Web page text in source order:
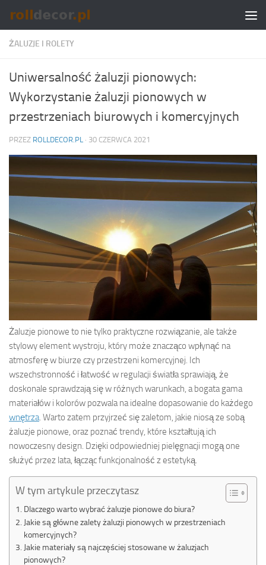
Skip to content
ŻALUZJE I ROLETY
Uniwersalność żaluzji pionowych:
Wykorzystanie żaluzji pionowych w
przestrzeniach biurowych i komercyjnych
PRZEZ ROLLDECOR.PL · 30 CZERWCA 2021
Żaluzje pionowe to nie tylko praktyczne rozwiązanie, ale także
stylowy element wystroju, który może znacząco wpłynąć na
atmosferę w biurze czy przestrzeni komercyjnej. Ich
wszechstronność i łatwość w regulacji światła sprawiają, że
doskonale sprawdzają się w różnych warunkach, a bogata gama
materiałów i kolorów pozwala na idealne dopasowanie do każdego
wnętrza . Warto zatem przyjrzeć się zaletom, jakie niosą ze sobą
żaluzje pionowe, oraz poznać trendy, które kształtują ich
nowoczesny design. Dzięki odpowiedniej pielęgnacji mogą one
służyć przez lata, łącząc funkcjonalność z estetyką.
W tym artykule przeczytasz
Dlaczego warto wybrać żaluzje pionowe do biura?
Jakie są główne zalety żaluzji pionowych w przestrzeniach
komercyjnych?
Jakie materiały są najczęściej stosowane w żaluzjach
pionowych?